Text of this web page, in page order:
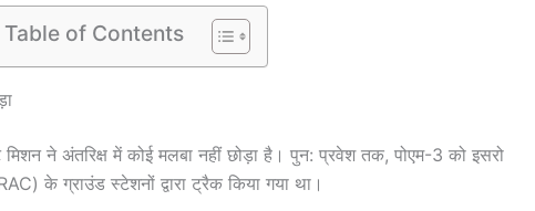
Table of Contents
ने अंतरिक्ष में कोई मलबा नहीं छोड़ा है। पुन: प्रवेश तक, पोएम-3 को इसरो
के ग्राउंड स्टेशनों द्वारा ट्रैक किया गया था।